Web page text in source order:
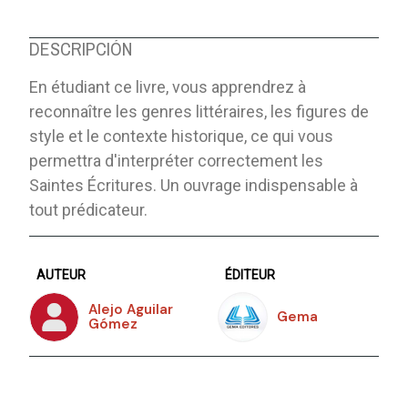
DESCRIPCIÓN
En étudiant ce livre, vous apprendrez à
reconnaître les genres littéraires, les figures de
style et le contexte historique, ce qui vous
permettra d'interpréter correctement les
Saintes Écritures. Un ouvrage indispensable à
tout prédicateur.
AUTEUR
Alejo Aguilar
Gómez
ÉDITEUR
Gema